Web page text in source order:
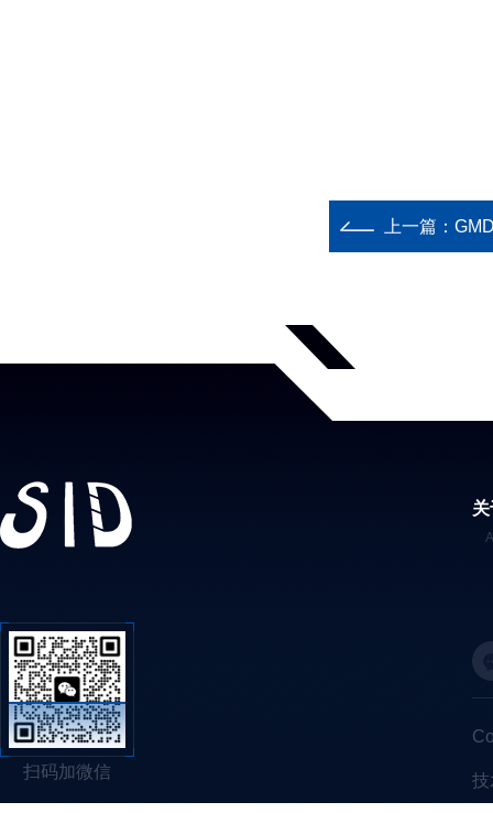
上一篇：
扫码加微信 技